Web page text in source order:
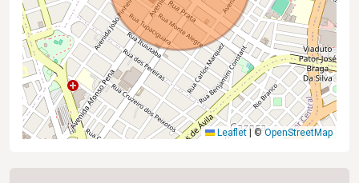
Leaflet | © OpenStreetMap